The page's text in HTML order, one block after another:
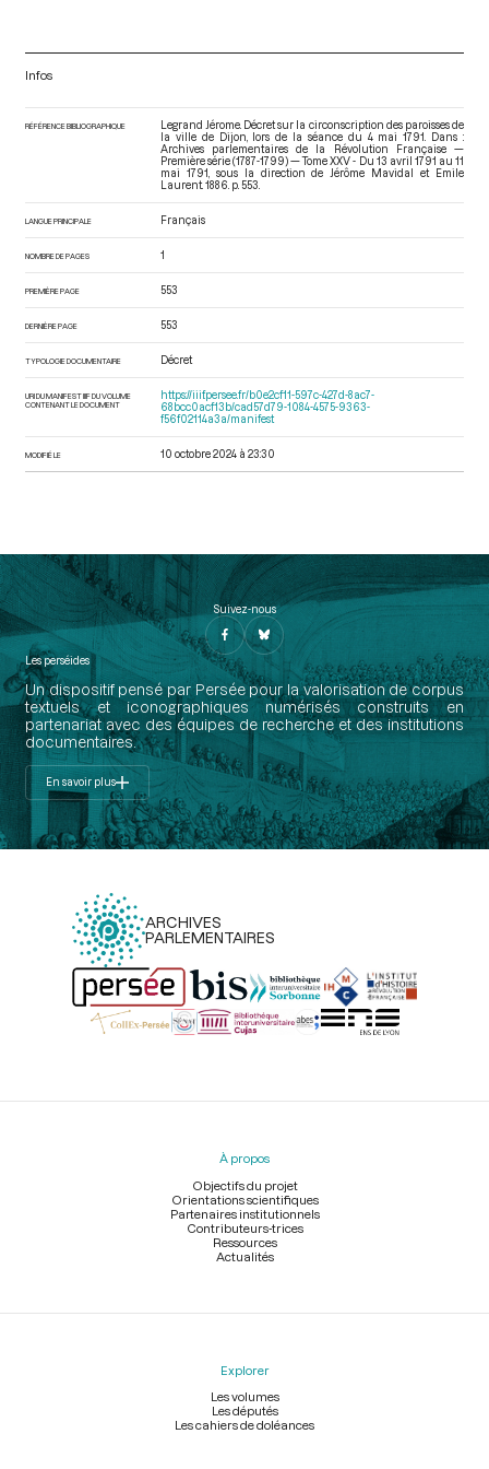
Infos
RÉFÉRENCE BIBLIOGRAPHIQUE
Legrand Jérome. Décret sur la circonscription des paroisses de
la ville de Dijon, lors de la séance du 4 mai 1791. Dans :
Archives parlementaires de la Révolution Française —
Première série (1787-1799) — Tome XXV - Du 13 avril 1791 au 11
mai 1791
, sous la direction de Jérôme Mavidal et Emile
Laurent. 1886. p. 553.
LANGUE PRINCIPALE Français
NOMBRE DE PAGES 1
PREMIÈRE PAGE 553
DERNIÈRE PAGE 553
TYPOLOGIE DOCUMENTAIRE Décret
URI DU MANIFEST IIIF DU VOLUME
CONTENANT LE DOCUMENT
https://iiif.persee.fr/b0e2cf11-597c-427d-8ac7-
68bcc0acf13b/cad57d79-1084-4575-9363-
f56f02114a3a/manifest
MODIFIÉ LE 10 octobre 2024 à 23:30
Suivez-nous
Les perséides
Un dispositif pensé par Persée pour la valorisation de corpus
textuels et iconographiques numérisés construits en
partenariat avec des équipes de recherche et des institutions
documentaires.
En savoir plus
ARCHIVES
PARLEMENTAIRES
Menu
À propos
Objectifs du projet
Orientations scientifiques
Partenaires institutionnels
Contributeurs-trices
Ressources
Actualités
Explorer
Les volumes
Les députés
Les cahiers de doléances